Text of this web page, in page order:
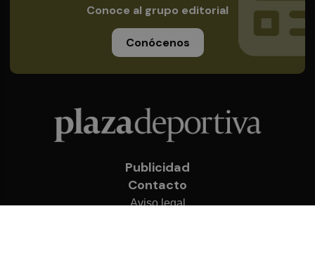
Conoce al grupo editorial
Conócenos
Publicidad
Contacto
Aviso legal